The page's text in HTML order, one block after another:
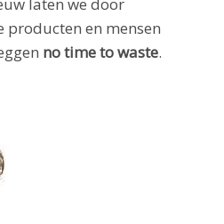
producten en mensen
no time to waste.